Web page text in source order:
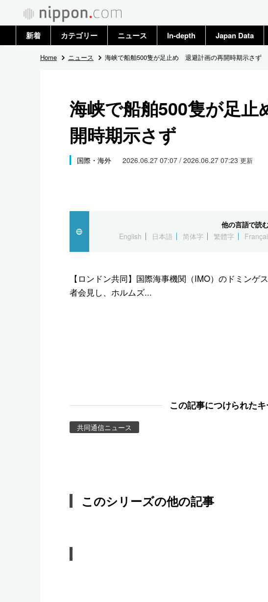
新着 カテゴリー
政治・外交
国際
社会
文化
スポーツ・東京2020
ニュース
トップ
In-depth Japan Data
Home ニュース 海峡で船舶500隻が足止め 退避計画の再開時期示さず
海峡で船舶500隻が足
開時期示さず
国際・海外 2026.06.27 07:07 / 2026.06.27 07:23 更新
他の言語で読
English
日本語 简体字 繁體字
【ロンドン共同】国際海事機関（IMO）のドミンゲ
者会見し、ホルムズ...
この記事につけられた
共同通信ニュース
このシリーズの他の記事